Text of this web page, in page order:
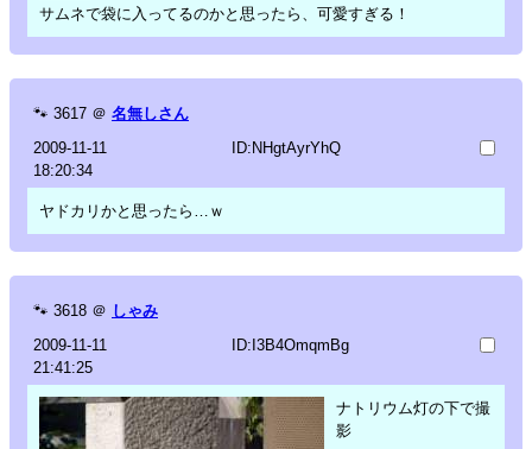
サムネで袋に入ってるのかと思ったら、可愛すぎる！
🐾 3617 ＠ 名無しさん
2009-11-11
18:20:34
ID:NHgtAyrYhQ
ヤドカリかと思ったら…ｗ
🐾 3618 ＠ しゃみ
2009-11-11
21:41:25
ID:I3B4OmqmBg
ナトリウム灯の下で撮
影